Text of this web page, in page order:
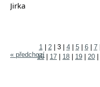
Jirka
« předchozí
1 2 3 4 5 6 7
16
17 18 19 20